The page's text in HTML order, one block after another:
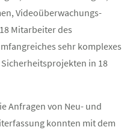
Videoüberwachungs-
Mitarbeiter des
sehr komplexes
in 18
Anfragen von Neu- und
konnten mit dem